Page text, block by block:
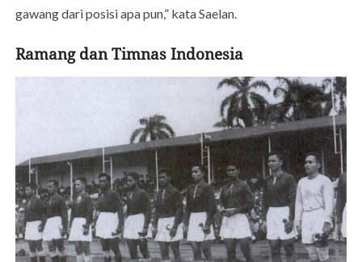
gawang dari posisi apa pun,” kata Saelan.
Ramang dan Timnas Indonesia